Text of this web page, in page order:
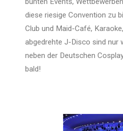
diese riesige Convention zu
Club und Maid-Café,
abgedrehte J-Disco sind nur
neben der Deutschen
bald!